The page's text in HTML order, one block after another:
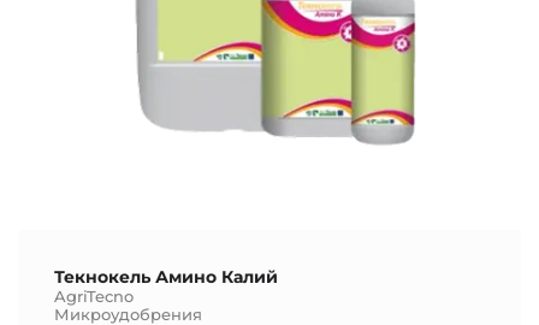
Текнокель Амино Калий
AgriTecno
Микроудобрения